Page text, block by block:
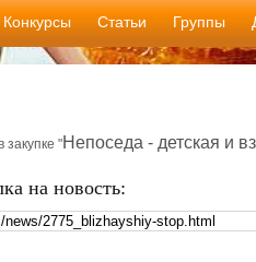
Конкурсы Статьи Группы
закупке "Непоседа - детская и
на новость: